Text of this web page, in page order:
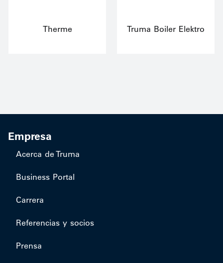
Therme Truma Boiler Elektro
Empresa
Acerca de Truma
Business Portal
Carrera
Referencias y socios
Prensa